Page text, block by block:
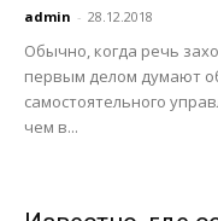
admin - 28.12.2018
Обычно, когда речь
первым делом думают
самостоятельного
чем в...